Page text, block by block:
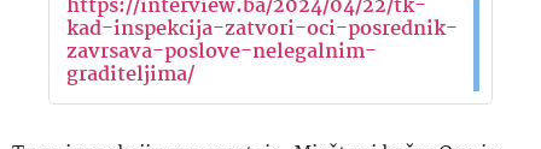
https://interview.ba/2024/04/22/tk-
kad-inspekcija-zatvori-oci-posrednik-
zavrsava-poslove-nelegalnim-
graditeljima/